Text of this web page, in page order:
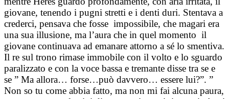
giovane, tenendo i pugni stretti e i denti duri. Stentava a
crederci, pensava che fosse impossibile, che magari era
una sua illusione, ma l’aura che in quel momento il
giovane continuava ad emanare attorno a sé lo smentiva.
Il re sul trono rimase immobile con il volto e lo sguardo
paralizzato e con la voce bassa e tremante disse tra se e
se ” Ma allora… forse…può davvero… essere lui?”. ”
Non so tu come abbia fatto, ma non mi fai alcuna paura,